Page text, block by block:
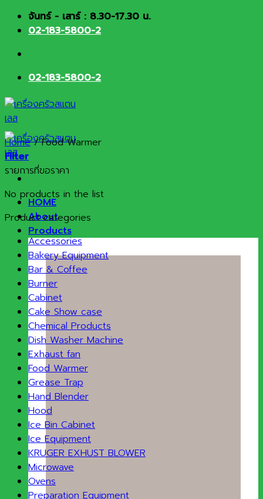
Skip จันทร์ - เสาร์ : 8.30-17.30 น.
02-183-5800-2
02-183-5800-2
HOME
About
Products
Home /Food Warmer
Filter
รายการที่ขอราคา
No products in the list
Product categories
Accessories
Bakery Equipment
Bar & Coffee
Burner
Cabinet
Cake Show case
Chemical Products
Dish Washer Machine
Exhaust fan
Food Warmer
Grease Trap
Hand Blender
Hood
Ice Bin Cabinet
Ice Equipment
KRUGER EXHUST BLOWER
Microwave
Ovens
Preparation Equipment